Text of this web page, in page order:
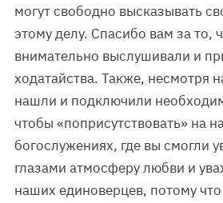
могут свободно высказывать
этому делу. Спасибо вам за то,
внимательно выслушивали и
ходатайства. Также, несмотря
нашли и подключили
чтобы «поприсутствовать» на
богослужениях, где вы смогли
глазами атмосферу любви и
наших единоверцев, потому что